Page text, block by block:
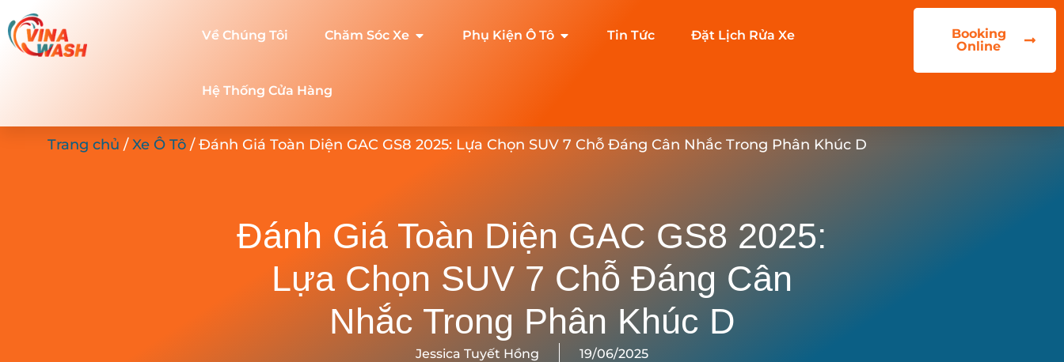
Về Chúng Tôi Chăm Sóc Xe Phụ Kiện Ô Tô Tin Tức Đặt Lịch Rửa Xe
Hệ Thống Cửa Hàng
Booking
Online
Trang chủ /Xe Ô Tô / Đánh Giá Toàn Diện GAC GS8 2025: Lựa Chọn SUV 7 Chỗ Đáng Cân Nhắc Trong Phân Khúc D
Đánh Giá Toàn Diện GAC GS8 2025:
Lựa Chọn SUV 7 Chỗ Đáng Cân
Nhắc Trong Phân Khúc D
Jessica Tuyết Hồng 19/06/2025